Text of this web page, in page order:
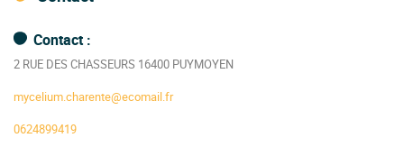
Contact :
2 RUE DES CHASSEURS 16400 PUYMOYEN
mycelium.charente@ecomail.fr
0624899419